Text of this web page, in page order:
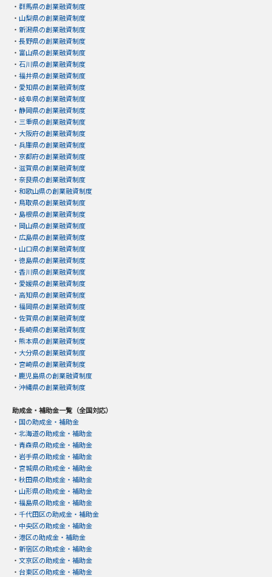
・ 群馬県の創業融資制度
・ 山梨県の創業融資制度
・ 新潟県の創業融資制度
・ 長野県の創業融資制度
・ 富山県の創業融資制度
・ 石川県の創業融資制度
・ 福井県の創業融資制度
・ 愛知県の創業融資制度
・ 岐阜県の創業融資制度
・ 静岡県の創業融資制度
・ 三重県の創業融資制度
・ 大阪府の創業融資制度
・ 兵庫県の創業融資制度
・ 京都府の創業融資制度
・ 滋賀県の創業融資制度
・ 奈良県の創業融資制度
・ 和歌山県の創業融資制度
・ 鳥取県の創業融資制度
・ 島根県の創業融資制度
・ 岡山県の創業融資制度
・ 広島県の創業融資制度
・ 山口県の創業融資制度
・ 徳島県の創業融資制度
・ 香川県の創業融資制度
・ 愛媛県の創業融資制度
・ 高知県の創業融資制度
・ 福岡県の創業融資制度
・ 佐賀県の創業融資制度
・ 長崎県の創業融資制度
・ 熊本県の創業融資制度
・ 大分県の創業融資制度
・ 宮崎県の創業融資制度
・ 鹿児島県の創業融資制度
・ 沖縄県の創業融資制度
助成金・補助金一覧（全国対応）
・ 国の助成金・補助金
・ 北海道の助成金・補助金
・ 青森県の助成金・補助金
・ 岩手県の助成金・補助金
・ 宮城県の助成金・補助金
・ 秋田県の助成金・補助金
・ 山形県の助成金・補助金
・ 福島県の助成金・補助金
・ 千代田区の助成金・補助金
・ 中央区の助成金・補助金
・ 港区の助成金・補助金
・ 新宿区の助成金・補助金
・ 文京区の助成金・補助金
・ 台東区の助成金・補助金